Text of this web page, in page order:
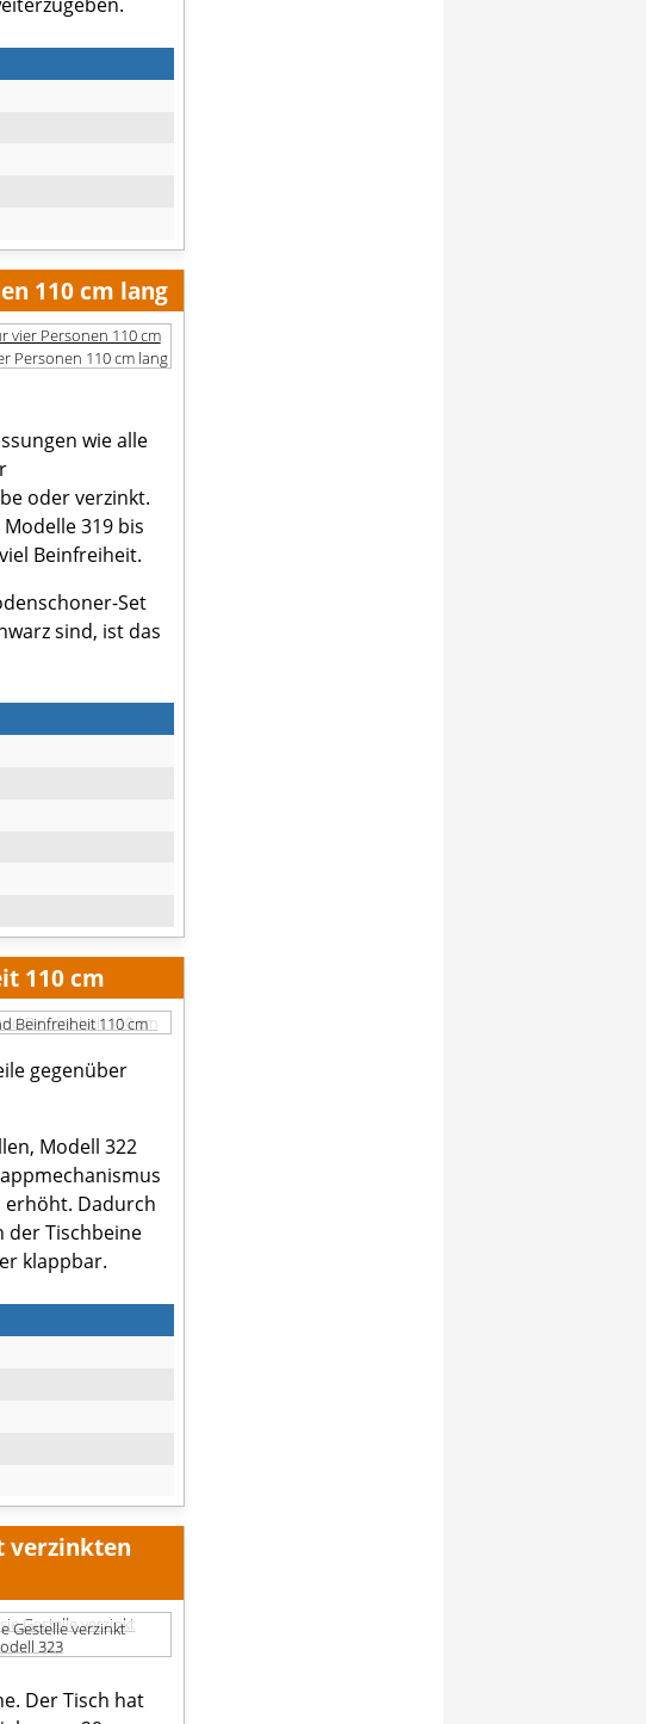
110 cm lang
Personen 110 cm lang
wie alle
oder verzinkt.
319 bis
Beinfreiheit.
Set
sind, ist das
110 cm
Beinfreiheit 110 cm
gegenüber
Modell 322
erhöht. Dadurch
der Tischbeine
klappbar.
verzinkten
Gestelle verzinkt
323
Der Tisch hat